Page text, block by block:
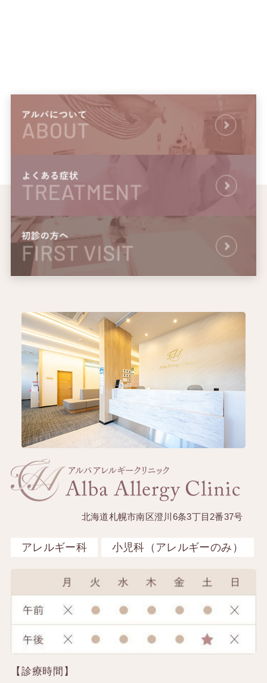
北海道札幌市南区澄川6条3丁目2番37号
アレルギー科 小児科（アレルギーのみ）
【診療時間】